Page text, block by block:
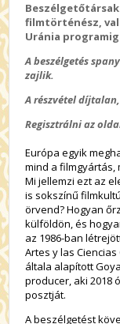
filmtörténész,
Uránia
A beszélgetés
zajlik.
A részvétel
Regisztrálni az
Európa egyik
mind a
Mi jellemzi ezt az
is sokszínű
örvend? Hogyan
külföldön, és
az 1986-ban
Artes y las
általa alapított
producer, aki 2018
posztját.
A beszélgetést